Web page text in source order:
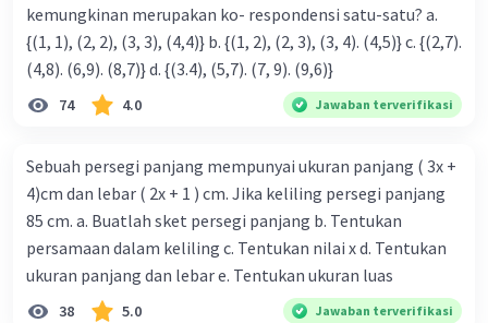
kemungkinan merupakan ko- respondensi satu-satu? a.
{(1, 1), (2, 2), (3, 3), (4,4)} b. {(1, 2), (2, 3), (3, 4). (4,5)} c. {(2,7).
(4,8). (6,9). (8,7)} d. {(3.4), (5,7). (7, 9). (9,6)}
74 4.0 Jawaban terverifikasi
Sebuah persegi panjang mempunyai ukuran panjang ( 3x +
4)cm dan lebar ( 2x + 1 ) cm. Jika keliling persegi panjang
85 cm. a. Buatlah sket persegi panjang b. Tentukan
persamaan dalam keliling c. Tentukan nilai x d. Tentukan
ukuran panjang dan lebar e. Tentukan ukuran luas
38 5.0 Jawaban terverifikasi